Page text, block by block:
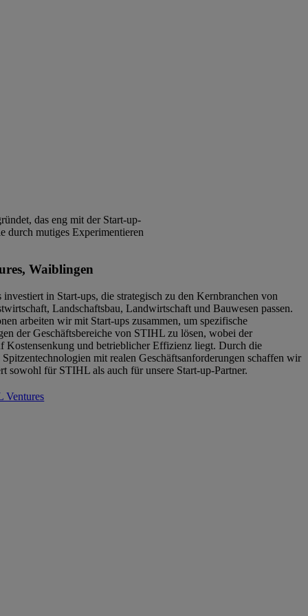
das eng mit der Start-up-
durch mutiges Experimentieren
Waiblingen
in Start-ups, die strategisch zu den Kernbranchen von
Landschaftsbau, Landwirtschaft und Bauwesen passen.
arbeiten wir mit Start-ups zusammen, um spezifische
der Geschäftsbereiche von STIHL zu lösen, wobei der
Kostensenkung und betrieblicher Effizienz liegt. Durch die
mit realen Geschäftsanforderungen schaffen wir
sowohl für STIHL als auch für unsere Start-up-Partner.
Ventures